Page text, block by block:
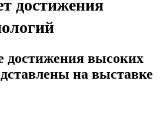
достижения
достижения высоких
на выставке